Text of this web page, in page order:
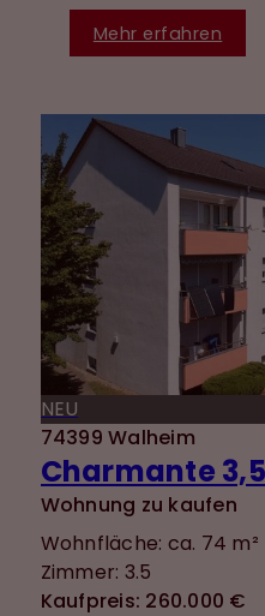
Mehr erfahren
NEU
74399 Walheim
Wohnung zu kaufen
Wohnfläche: ca. 74 m²
Zimmer: 3.5
Kaufpreis: 260.000 €